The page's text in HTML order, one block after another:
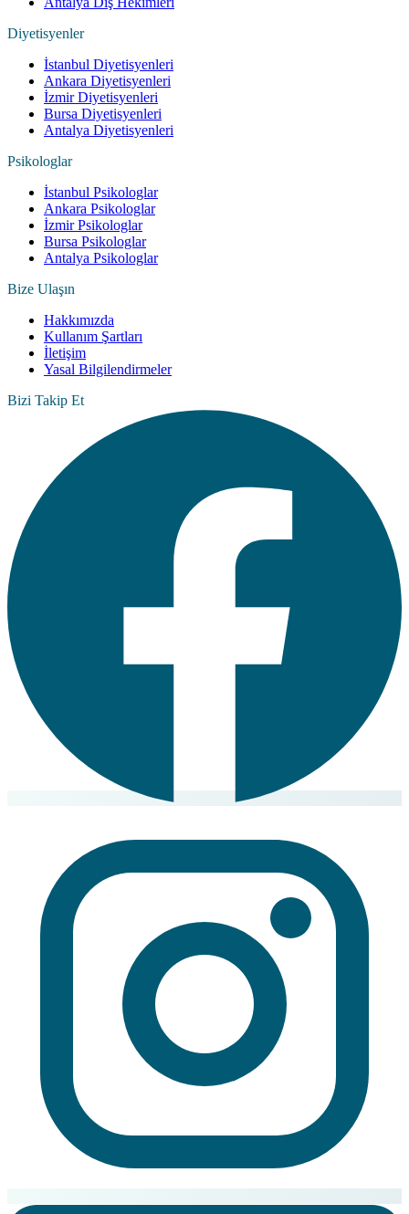
Diyetisyenler
İstanbul Diyetisyenleri
Ankara Diyetisyenleri
İzmir Diyetisyenleri
Bursa Diyetisyenleri
Antalya Diyetisyenleri
Psikologlar
İstanbul Psikologlar
Ankara Psikologlar
İzmir Psikologlar
Bursa Psikologlar
Antalya Psikologlar
Bize Ulaşın
Hakkımızda
Kullanım Şartları
İletişim
Yasal Bilgilendirmeler
Bizi Takip Et